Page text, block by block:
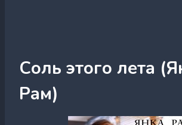
Соль этого лета
Рам)